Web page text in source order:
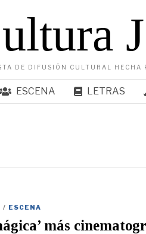
DE DIFUSIÓN CULTURAL HECHA
ESCENA LETRAS
/ ESCENA
más